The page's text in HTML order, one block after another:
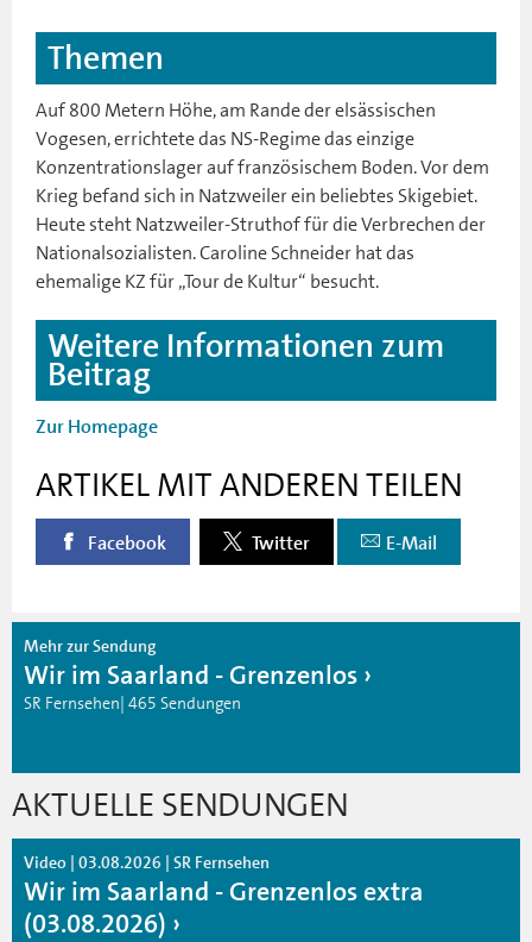
Themen
Auf 800 Metern Höhe, am Rande der elsässischen
Vogesen, errichtete das NS-Regime das einzige
Konzentrationslager auf französischem Boden. Vor dem
Krieg befand sich in Natzweiler ein beliebtes Skigebiet.
Heute steht Natzweiler-Struthof für die Verbrechen der
Nationalsozialisten. Caroline Schneider hat das
ehemalige KZ für „Tour de Kultur“ besucht.
Weitere Informationen zum
Beitrag
Zur Homepage
ARTIKEL MIT ANDEREN TEILEN
Facebook Twitter E-Mail
Mehr zur Sendung
Wir im Saarland - Grenzenlos
SR Fernsehen| 465 Sendungen
AKTUELLE SENDUNGEN
Video | 03.08.2026 | SR Fernsehen
Wir im Saarland - Grenzenlos extra
(03.08.2026)